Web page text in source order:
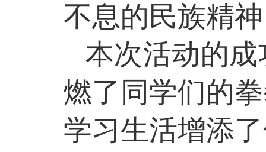
不息的民族精
本次活动的
燃了同学们的
学习生活增添